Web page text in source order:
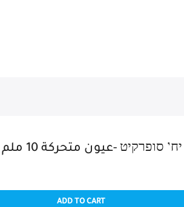
ADD TO CART